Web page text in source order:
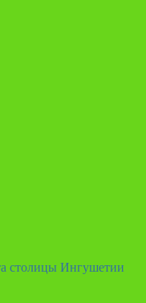
столицы Ингушетии